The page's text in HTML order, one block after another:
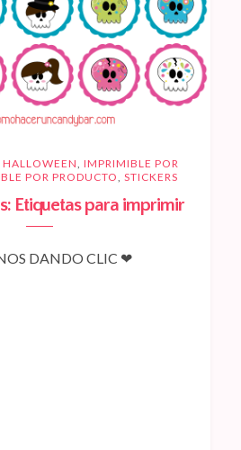
HALLOWEEN,IMPRIMIBLE POR
POR PRODUCTO,STICKERS
Etiquetas para imprimir
DANDO CLIC ❤